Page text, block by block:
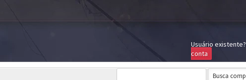
Usuário existente?
conta